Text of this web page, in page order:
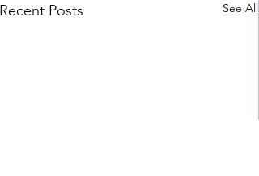
Recent Posts See All